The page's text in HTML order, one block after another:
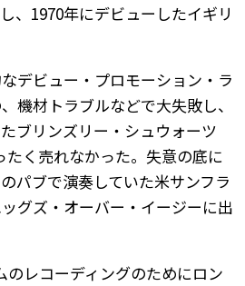
、1970年にデビューしたイギリ
デビュー・プロモーション・ラ
機材トラブルなどで大失敗し、
ブリンズリー・シュウォーツ
く売れなかった。失意の底に
パブで演奏していた米サンフラ
グズ・オーバー・イージーに出
レコーディングのためにロン